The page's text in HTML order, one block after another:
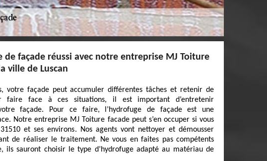
de façade réussi avec notre entreprise MJ Toiture
ville de Luscan
votre façade peut accumuler différentes tâches et retenir de
faire face à ces situations, il est important d’entretenir
façade. Pour ce faire, l’hydrofuge de façade est une
Notre entreprise MJ Toiture facade peut s’en occuper si vous
et ses environs. Nos agents vont nettoyer et démousser
de réaliser le traitement. Ne vous en faites pas compétents
ils sauront choisir le type d’hydrofuge adapté au matériau de